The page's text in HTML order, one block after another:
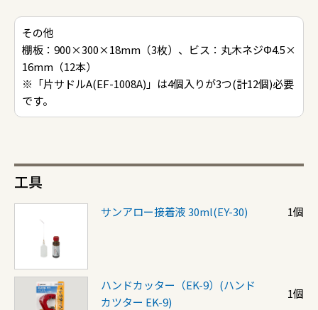
その他
棚板：900×300×18mm（3枚）、ビス：丸木ネジΦ4.5×
16mm（12本）
※「片サドルA(EF-1008A)」は4個入りが3つ(計12個)必要
です。
工具
サンアロー接着液 30ml(EY-30) 1個
ハンドカッター（EK-9）(ハンド
カツター EK-9)
1個